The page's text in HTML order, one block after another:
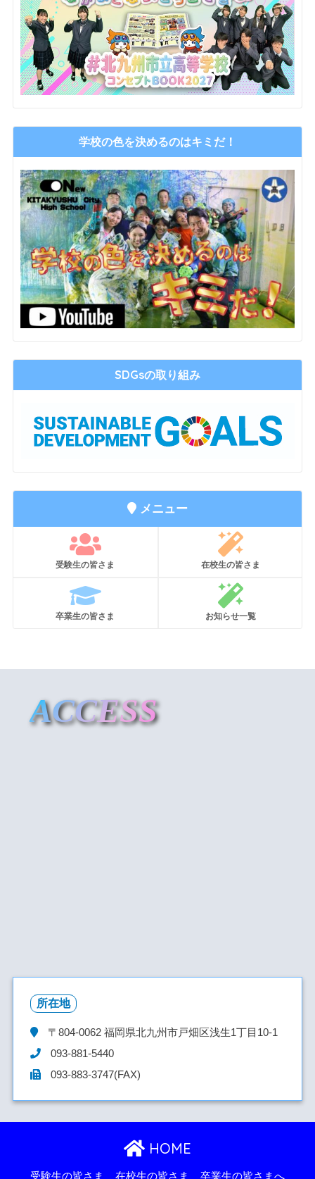
学校の色を決めるのはキミだ！
SDGsの取り組み
メニュー
受験生の皆さま 在校生の皆さま
卒業生の皆さま お知らせ一覧
ACCESS
所在地
〒804-0062福岡県北九州市戸畑区浅生1丁目10-1
093-881-5440
093-883-3747(FAX)
HOME
受験生の皆さま 在校生の皆さま 卒業生の皆さまへ